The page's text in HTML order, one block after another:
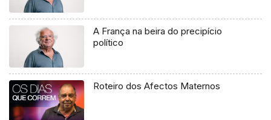
A França na beira do precipício
político
Roteiro dos Afectos Maternos